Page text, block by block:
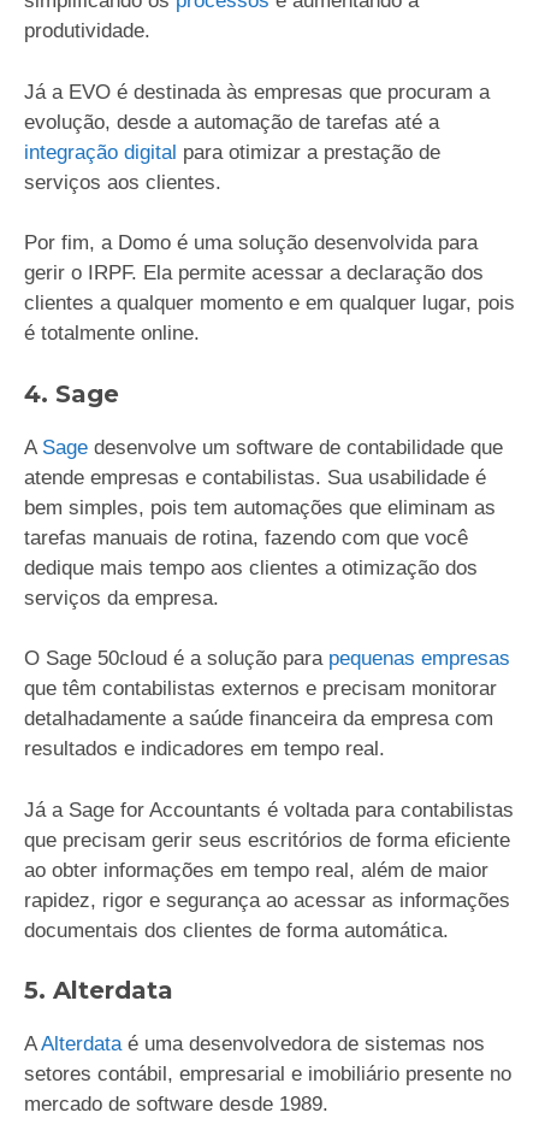
produtividade.
Já a EVO é destinada às empresas que procuram a
evolução, desde a automação de tarefas até a
integração digital para otimizar a prestação de
serviços aos clientes.
Por fim, a Domo é uma solução desenvolvida para
gerir o IRPF. Ela permite acessar a declaração dos
clientes a qualquer momento e em qualquer lugar, pois
é totalmente online.
4. Sage
ASage desenvolve um software de contabilidade que
atende empresas e contabilistas. Sua usabilidade é
bem simples, pois tem automações que eliminam as
tarefas manuais de rotina, fazendo com que você
dedique mais tempo aos clientes a otimização dos
serviços da empresa.
O Sage 50cloud é a solução parapequenas empresas
que têm contabilistas externos e precisam monitorar
detalhadamente a saúde financeira da empresa com
resultados e indicadores em tempo real.
Já a Sage for Accountants é voltada para contabilistas
que precisam gerir seus escritórios de forma eficiente
ao obter informações em tempo real, além de maior
rapidez, rigor e segurança ao acessar as informações
documentais dos clientes de forma automática.
5. Alterdata
AAlterdataé uma desenvolvedora de sistemas nos
setores contábil, empresarial e imobiliário presente no
mercado de software desde 1989.